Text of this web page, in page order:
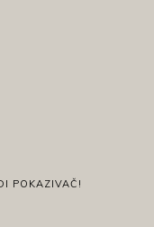
POKAZIVAČ!